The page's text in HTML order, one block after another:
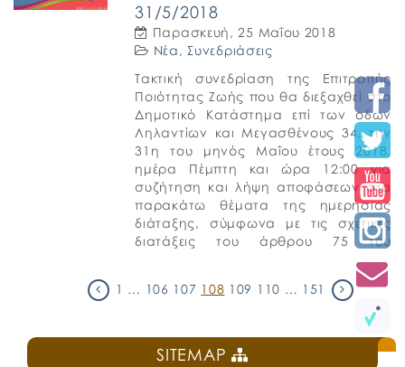
31/5/2018
Παρασκευή, 25 Μαΐου 2018
Νέα ,Συνεδριάσεις
Τακτική συνεδρίαση της Επιτροπής
Ποιότητας Ζωής που θα διεξαχθεί στο
Δημοτικό Κατάστημα επί των οδών
Ληλαντίων και Μεγασθένους 34, την
31η του μηνός Μαΐου έτους 2018,
ημέρα Πέμπτη και ώρα 12:00 για
συζήτηση και λήψη αποφάσεων στα
παρακάτω θέματα της ημερήσιας
διάταξης, σύμφωνα με τις σχετικές
διατάξεις του άρθρου 75 του
1 … 106 107 108 109 110 … 151
SITEMAP